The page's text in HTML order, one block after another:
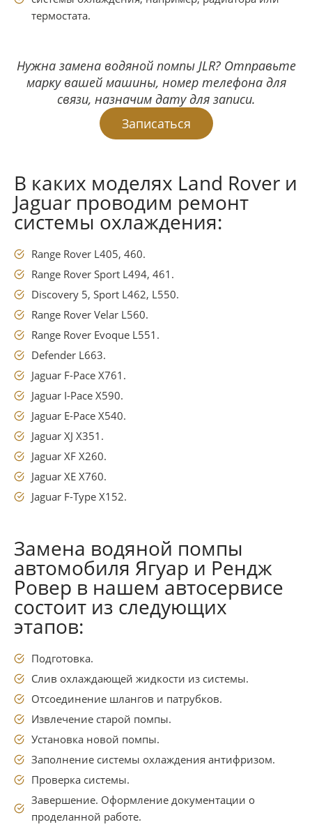
термостата.
Нужна замена водяной помпы JLR? Отправьте
марку вашей машины, номер телефона для
связи, назначим дату для записи.
Записаться
В каких моделях Land Rover и
Jaguar проводим ремонт
системы охлаждения:
Range Rover L405, 460.
Range Rover Sport L494, 461.
Discovery 5, Sport L462, L550.
Range Rover Velar L560.
Range Rover Evoque L551.
Defender L663.
Jaguar F-Pace X761.
Jaguar I-Pace X590.
Jaguar E-Pace X540.
Jaguar XJ X351.
Jaguar XF X260.
Jaguar XE X760.
Jaguar F-Type X152.
Замена водяной помпы
автомобиля Ягуар и Рендж
Ровер в нашем автосервисе
состоит из следующих
этапов:
Подготовка.
Слив охлаждающей жидкости из системы.
Отсоединение шлангов и патрубков.
Извлечение старой помпы.
Установка новой помпы.
Заполнение системы охлаждения антифризом.
Проверка системы.
Завершение. Оформление документации о
проделанной работе.